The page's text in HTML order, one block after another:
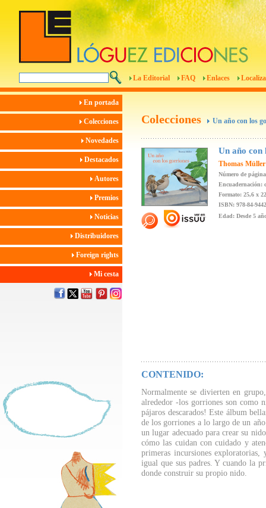
La Editorial FAQ Enlaces
En portada
Colecciones
Novedades
Destacados
Autores
Premios
Noticias
Distribuidores
Foreign rights
Mi cesta
Colecciones Un año con los
Un año con
Thomas Müller
Número de
Encuadernación:
Formato: 25,6 x
ISBN: 978-84-
Edad: Desde 5
CONTENIDO:
Normalmente se divierten en
alrededor -los gorriones son como
pájaros descarados! Este álbum
de los gorriones a lo largo de un
un lugar adecuado para crear su
cómo las cuidan con cuidado y
primeras incursiones
igual que sus padres. Y cuando la
donde construir su propio nido.